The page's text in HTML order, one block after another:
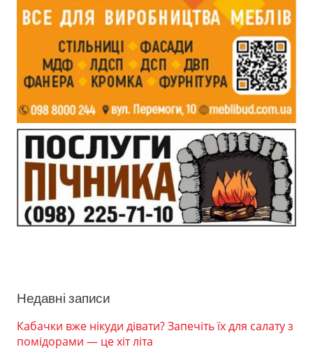
Недавні записи
Кабачки вже нікуди дівати? Запечіть їх для салату з
помідорами — це хіт літа